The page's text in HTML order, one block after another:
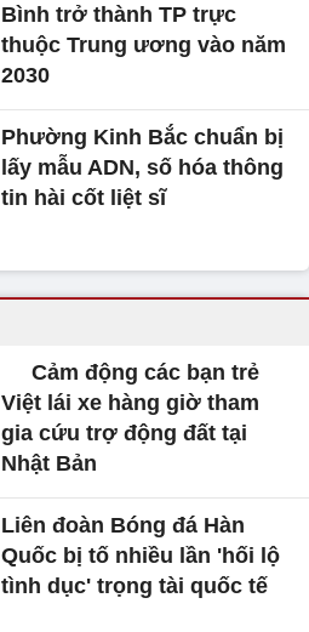
Bình trở thành TP trực
thuộc Trung ương vào năm
2030
Phường Kinh Bắc chuẩn bị
lấy mẫu ADN, số hóa thông
tin hài cốt liệt sĩ
Cảm động các bạn trẻ
Việt lái xe hàng giờ tham
gia cứu trợ động đất tại
Nhật Bản
Liên đoàn Bóng đá Hàn
Quốc bị tố nhiều lần 'hối lộ
tình dục' trọng tài quốc tế